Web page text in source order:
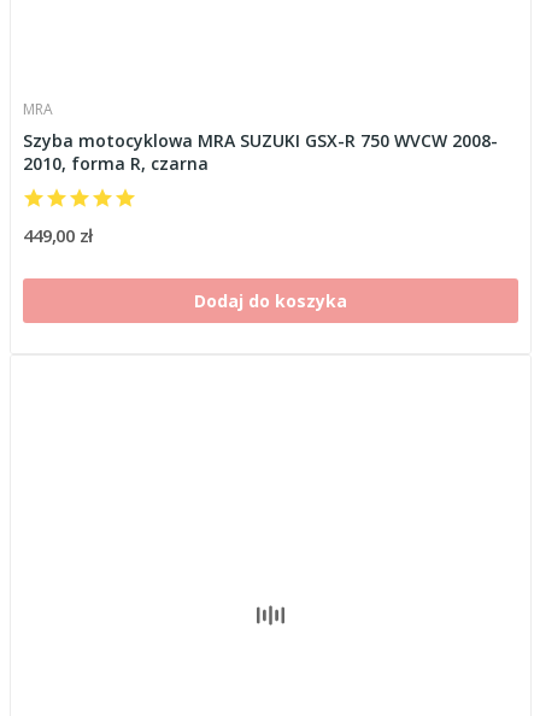
MRA
Szyba motocyklowa MRA SUZUKI GSX-R 750 WVCW 2008-
2010, forma R, czarna
449,00 zł
Dodaj do koszyka